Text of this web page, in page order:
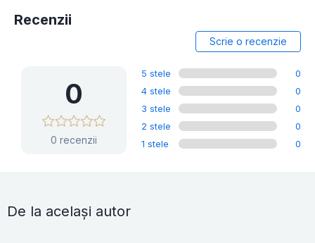
Recenzii
Scrie o recenzie
0
0 recenzii
5 stele
0
4 stele
0
3 stele
0
2 stele
0
1 stele
0
De la același autor